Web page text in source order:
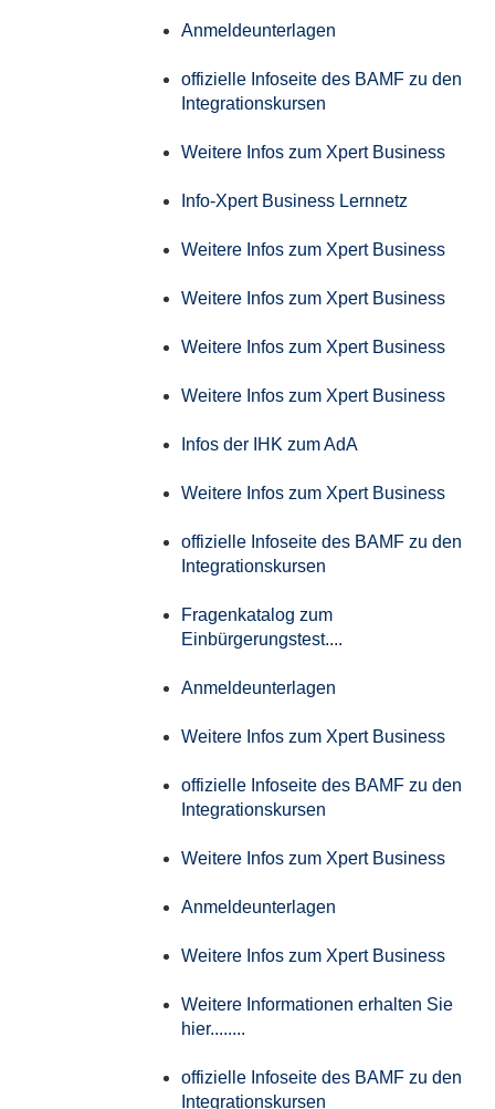
Anmeldeunterlagen
offizielle Infoseite des BAMF zu den
Integrationskursen
Weitere Infos zum Xpert Business
Info-Xpert Business Lernnetz
Weitere Infos zum Xpert Business
Weitere Infos zum Xpert Business
Weitere Infos zum Xpert Business
Weitere Infos zum Xpert Business
Infos der IHK zum AdA
Weitere Infos zum Xpert Business
offizielle Infoseite des BAMF zu den
Integrationskursen
Fragenkatalog zum
Einbürgerungstest....
Anmeldeunterlagen
Weitere Infos zum Xpert Business
offizielle Infoseite des BAMF zu den
Integrationskursen
Weitere Infos zum Xpert Business
Anmeldeunterlagen
Weitere Infos zum Xpert Business
Weitere Informationen erhalten Sie
hier........
offizielle Infoseite des BAMF zu den
Integrationskursen